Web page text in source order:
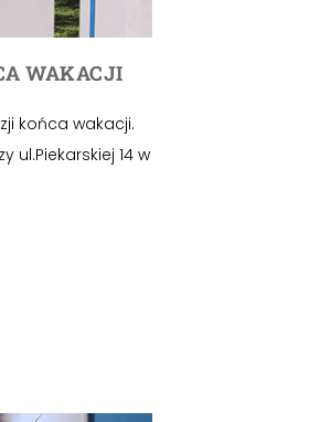
WAKACJI
końca wakacji.
ul.Piekarskiej 14 w